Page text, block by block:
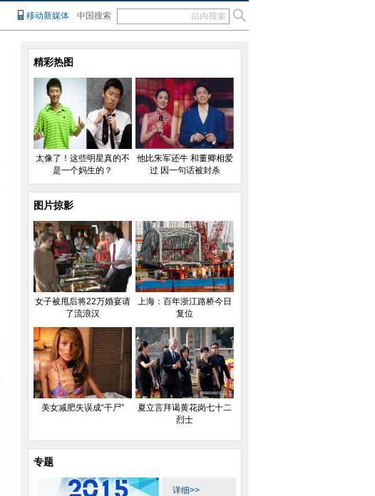
移动新媒体 中国搜索
精彩热图
太像了！这些明星真的不
是一个妈生的？
他比朱军还牛 和董卿相爱
过 因一句话被封杀
图片掠影
女子被甩后将22万婚宴请
了流浪汉
上海：百年浙江路桥今日
复位
美女减肥失误成“干尸”
夏立言拜谒黄花岗七十二
烈士
专题
详细>>